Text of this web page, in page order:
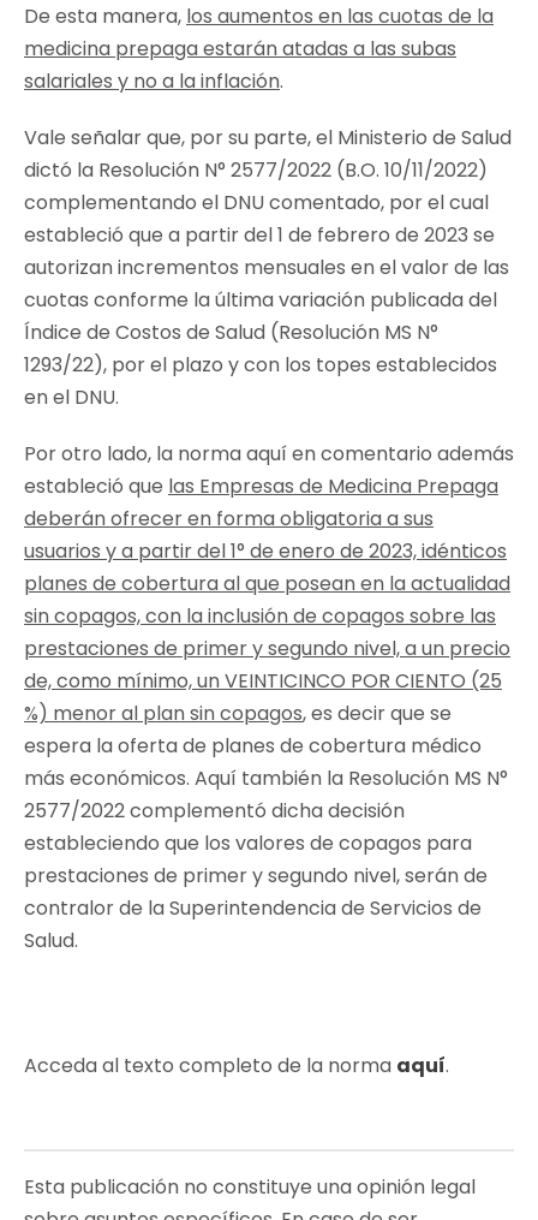
De esta manera, los aumentos en las cuotas de la
medicina prepaga estarán atadas a las subas
salariales y no a la inflación.
Vale señalar que, por su parte, el Ministerio de Salud
dictó la Resolución N° 2577/2022 (B.O. 10/11/2022)
complementando el DNU comentado, por el cual
estableció que a partir del 1 de febrero de 2023 se
autorizan incrementos mensuales en el valor de las
cuotas conforme la última variación publicada del
Índice de Costos de Salud (Resolución MS N°
1293/22), por el plazo y con los topes establecidos
en el DNU.
Por otro lado, la norma aquí en comentario además
estableció que las Empresas de Medicina Prepaga
deberán ofrecer en forma obligatoria a sus
usuarios y a partir del 1° de enero de 2023, idénticos
planes de cobertura al que posean en la actualidad
sin copagos, con la inclusión de copagos sobre las
prestaciones de primer y segundo nivel, a un precio
de, como mínimo, un VEINTICINCO POR CIENTO (25
%) menor al plan sin copagos, es decir que se
espera la oferta de planes de cobertura médico
más económicos. Aquí también la Resolución MS N°
2577/2022 complementó dicha decisión
estableciendo que los valores de copagos para
prestaciones de primer y segundo nivel, serán de
contralor de la Superintendencia de Servicios de
Salud.
Acceda al texto completo de la norma aquí.
Esta publicación no constituye una opinión legal